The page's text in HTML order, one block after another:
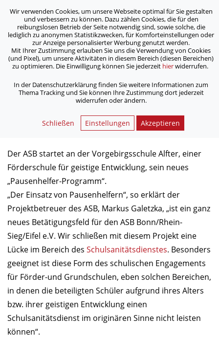
ASB Bonn/Rhein-Sieg/Eifel e.V.
bewegt Menschen
Home / Archiv /
ASB startet neues „Pausenhelfer-Programm“
ASB startet neues
„Pausenhelfer-Programm“
Der ASB startet an der Vorgebirgsschule Alfter, einer
Förderschule für geistige Entwicklung, sein neues
„Pausenhelfer-Programm“.
„Der Einsatz von Pausenhelfern“, so erklärt der
Projektbetreuer des ASB, Markus Galetzka, „ist ein ganz
neues Betätigungsfeld für den ASB Bonn/Rhein-
Sieg/Eifel e.V. Wir schließen mit diesem Projekt eine
Lücke im Bereich des Schulsanitätsdienstes. Besonders
geeignet ist diese Form des schulischen Engagements
für Förder-und Grundschulen, eben solchen Bereichen,
in denen die beteiligten Schüler aufgrund ihres Alters
bzw. ihrer geistigen Entwicklung einen
Schulsanitätsdienst im originären Sinne nicht leisten
können“.
Wir verwenden Cookies, um unsere Webseite optimal für Sie gestalten
und verbessern zu können. Dazu zählen Cookies, die für den
reibungslosen Betrieb der Seite notwendig sind, sowie solche, die
lediglich zu anonymen Statistikzwecken, für Komforteinstellungen oder
zur Anzeige personalisierter Werbung genutzt werden.
Mit Ihrer Zustimmung erlauben Sie uns die Verwendung von Cookies
(und Pixel), um unsere Aktivitäten in diesem Bereich (diesen Bereichen)
zu optimieren. Die Einwilligung können Sie jederzeit hierwiderrufen.
In der Datenschutzerklärung finden Sie weitere Informationen zum
Thema Tracking und Sie können Ihre Zustimmung dort jederzeit
widerrufen oder ändern.
Schließen Einstellungen Akzeptieren